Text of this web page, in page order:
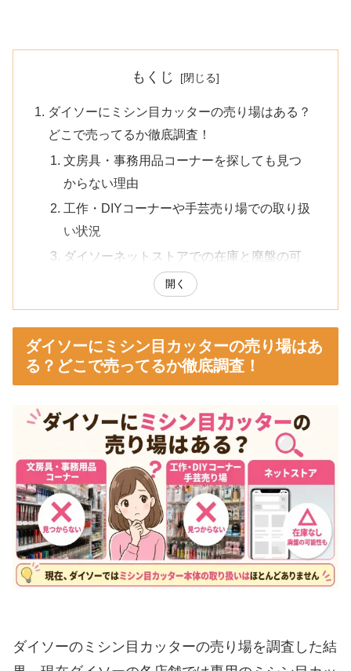
もくじ
ダイソーにミシン目カッターの売り場はある？
どこで売ってるか徹底調査！
文房具・事務用品コーナーを探しても見つ
からない理由
工作・DIYコーナーや手芸売り場での取り扱
い状況
ダイソーネットストアでの在庫と廃盤の可
ト」が正解！手芸コーナーをチェック
手芸用品の「ルレット」をミシン目カッタ
ーとして使う方法
方のコツ
厚紙でも切れる？ルレット代用のメリット
と注意点
セリアやキャンドゥなど他の100均にミシン目
カッターは売ってる？
セリア（Seria）なら専用のミシン目カッタ
ーが見つかることも
100均をはしごする前に知っておきたい在庫
確認のコツ
開く
ダイソーにミシン目カッターの売り場はあ
る？どこで売ってるか徹底調査！
ダイソーのミシン目カッターの売り場を調査した結